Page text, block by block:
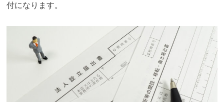
付になります。